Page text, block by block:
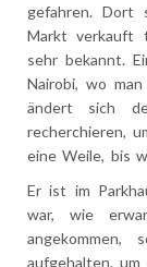
gefahren. Dort
Markt verkauft
sehr bekannt.
Nairobi, wo
ändert sich
recherchieren,
eine Weile, bis
Er ist im
war, wie
angekommen,
aufgehalten,